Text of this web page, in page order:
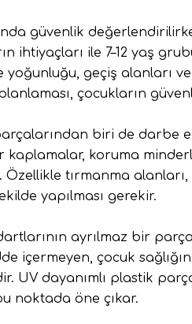
güvenlik
ihtiyaçları ile 7–12 yaş
yoğunluğu, geçiş alanları
çocukların
biri de darbe
kaplamalar, koruma
Özellikle tırmanma
yapılması gerekir.
ayrılmaz bir
içermeyen, çocuk
UV dayanımlı plastik
noktada öne çıkar.